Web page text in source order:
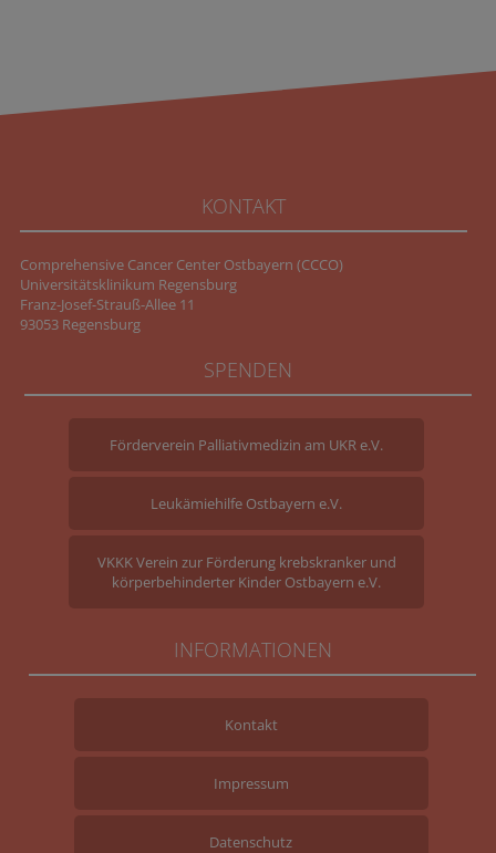
KONTAKT
Comprehensive Cancer Center Ostbayern (CCCO)
Universitätsklinikum Regensburg
Franz-Josef-Strauß-Allee 11
93053 Regensburg
SPENDEN
Förderverein Palliativmedizin am UKR e.V.
Leukämiehilfe Ostbayern e.V.
VKKK Verein zur Förderung krebskranker und
körperbehinderter Kinder Ostbayern e.V.
INFORMATIONEN
Kontakt
Impressum
Datenschutz